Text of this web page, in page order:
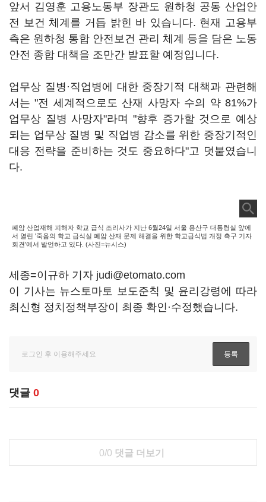
앞서 김영훈 고용노동부 장관도 원하청 공동 산업안
전 보건 체계를 거듭 밝힌 바 있습니다. 현재 고용부
측은 원하청 통합 안전보건 관리 체계 등을 담은 노동
안전 종합 대책을 조만간 발표할 예정입니다.
업무상 질병·직업병에 대한 중장기적 대책과 관련해
서는 "전 세계적으로도 산재 사망자 수의 약 81%가
업무상 질병 사망자"라며 "향후 증가할 것으로 예상
되는 업무상 질병 및 직업병 감소를 위한 중장기적인
대응 전략을 준비하는 것도 중요하다"고 덧붙였습니
다.
폐암 산업재해 피해자 학교 급식 조리사가 지난 6월24일 서울 용산구 대통령실 앞에
서 열린 '죽음의 학교 급식실 폐암 산재 문제 해결을 위한 학교급식법 개정 촉구 기자
회견'에서 발언하고 있다. (사진=뉴시스)
세종=이규하 기자 judi@etomato.com
이 기사는 뉴스토마토 보도준칙 및 윤리강령에 따라
최신형 정치정책부장이 최종 확인·수정했습니다.
댓글 0
0/0 댓글 더보기